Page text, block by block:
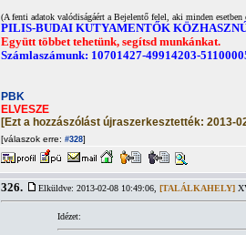
(A fenti adatok valódiságáért a Bejelentő felel, aki minden
PILIS-BUDAI KUTYAMENTŐK
Együtt többet tehetünk, segítsd munkánkat.
Számlaszámunk: 10701427-49914203-
PBK
ELVESZE
[Ezt a hozzászólást újraszerkesztették: 2013-
[válaszok erre: #328]
326. Elküldve: 2013-02-08 10:49:06, [TALÁLKAHELY]
Idézet: